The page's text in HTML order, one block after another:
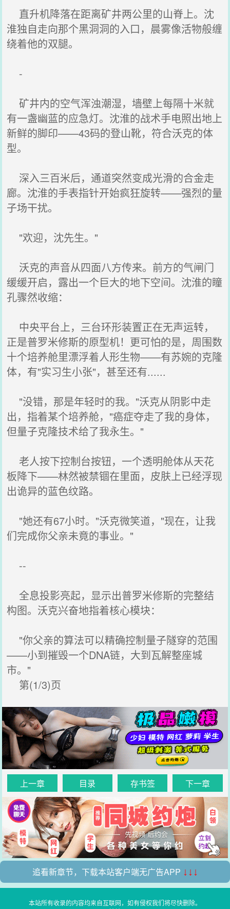
直升机降落在距离矿井两公里的山脊上。沈
淮独自走向那个黑洞洞的入口，晨雾像活物般缠
绕着他的双腿。
-
矿井内的空气浑浊潮湿，墙壁上每隔十米就
有一盏幽蓝的应急灯。沈淮的战术手电照出地上
新鲜的脚印——43码的登山靴，符合沃克的体
型。
深入三百米后，通道突然变成光滑的合金走
廊。沈淮的手表指针开始疯狂旋转——强烈的量
子场干扰。
"欢迎，沈先生。"
沃克的声音从四面八方传来。前方的气闸门
缓缓开启，露出一个巨大的地下空间。沈淮的瞳
孔骤然收缩：
中央平台上，三台环形装置正在无声运转，
正是普罗米修斯的原型机！更可怕的是，周围数
十个培养舱里漂浮着人形生物——有苏婉的克隆
体，有"实习生小张"，甚至还有......
"没错，那是年轻时的我。"沃克从阴影中走
出，指着某个培养舱，"癌症夺走了我的身体，
但量子克隆技术给了我永生。"
老人按下控制台按钮，一个透明舱体从天花
板降下——林然被禁锢在里面，皮肤上已经浮现
出诡异的蓝色纹路。
"她还有67小时。"沃克微笑道，"现在，让我
们完成你父亲未竟的事业。"
--
全息投影亮起，显示出普罗米修斯的完整结
构图。沃克兴奋地指着核心模块：
"你父亲的算法可以精确控制量子隧穿的范围
——小到摧毁一个DNA链，大到瓦解整座城
市。"
第(1/3)页
上一章 目录 存书签 下一章
追看新章节，下载本站客户端无广告APP ↓↓↓
本站所有收录的内容均来自互联网，如有侵权我们将尽快删除。